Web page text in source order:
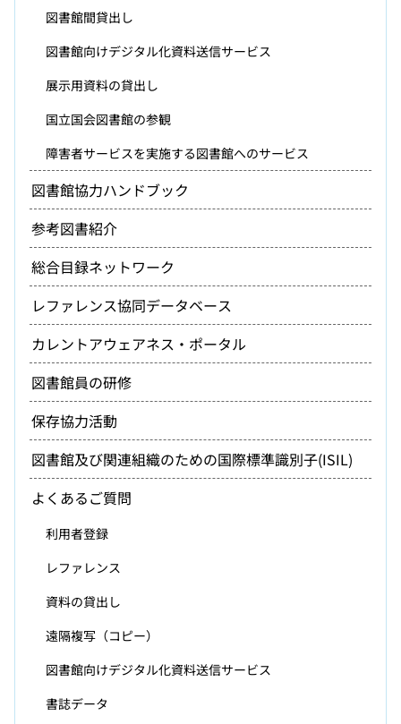
図書館間貸出し
図書館向けデジタル化資料送信サービス
展示用資料の貸出し
国立国会図書館の参観
障害者サービスを実施する図書館へのサービス
図書館協力ハンドブック
参考図書紹介
総合目録ネットワーク
レファレンス協同データベース
カレントアウェアネス・ポータル
図書館員の研修
保存協力活動
図書館及び関連組織のための国際標準識別子(ISIL)
よくあるご質問
利用者登録
レファレンス
資料の貸出し
遠隔複写（コピー）
図書館向けデジタル化資料送信サービス
書誌データ